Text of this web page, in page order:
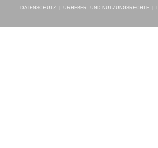
DATENSCHUTZ URHEBER- UND NUTZUNGSRECHTE